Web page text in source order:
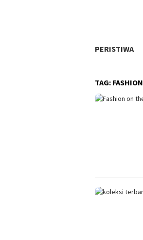
PERISTIWA
TAG: FASHION